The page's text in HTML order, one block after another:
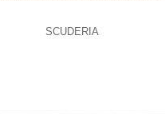
SCUDERIA